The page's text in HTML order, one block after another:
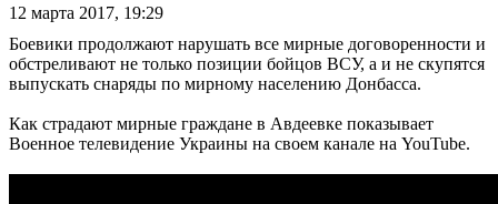
12 марта 2017, 19:29
Боевики продолжают нарушать все мирные договоренности и
обстреливают не только позиции бойцов ВСУ, а и не скупятся
выпускать снаряды по мирному населению Донбасса.
Как страдают мирные граждане в Авдеевке показывает
Военное телевидение Украины на своем канале на YouTube.